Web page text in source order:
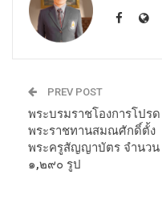
PREV POST
พระบรมราชโองการโปรด
พระราชทานสมณศักดิ์ตั้ง
พระครูสัญญาบัตร จำนวน
๑,๒๙๐ รูป